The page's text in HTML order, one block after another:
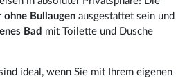
Bullaugen ausgestattet sein und
Bad mit Toilette und Dusche
ideal, wenn Sie mit Ihrem eigenen